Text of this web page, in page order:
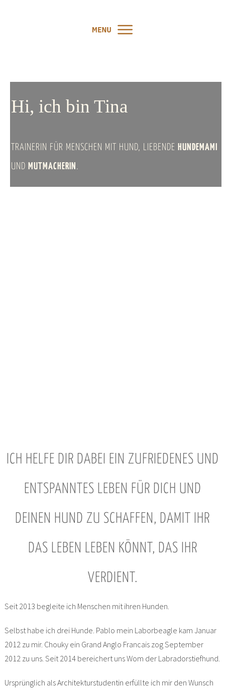
Hi, ich bin Tina
TRAINERIN FÜR MENSCHEN MIT HUND, LIEBENDE HUNDEMAMI
UND MUTMACHERIN .
ICH HELFE DIR DABEI EIN ZUFRIEDENES UND
ENTSPANNTES LEBEN FÜR DICH UND
DEINEN HUND ZU SCHAFFEN, DAMIT IHR
DAS LEBEN LEBEN KÖNNT, DAS IHR
VERDIENT.
Seit 2013 begleite ich Menschen mit ihren Hunden.
Selbst habe ich drei Hunde. Pablo mein Laborbeagle kam Januar
2012 zu mir. Chouky ein Grand Anglo Francais zog September
2012 zu uns. Seit 2014 bereichert uns Wom der Labradorstiefhund.
Ursprünglich als Architekturstudentin erfüllte ich mir den Wunsch